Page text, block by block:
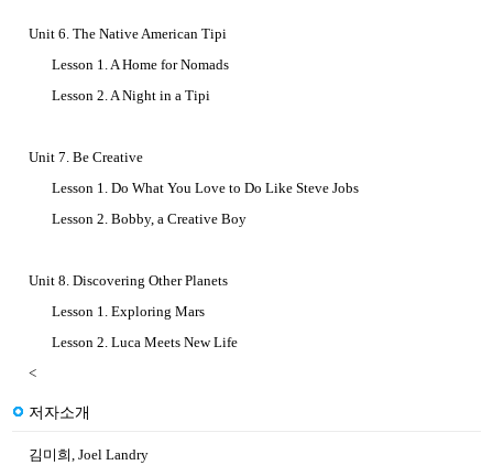
Unit 6. The Native American Tipi
Lesson 1. A Home for Nomads
Lesson 2. A Night in a Tipi
Unit 7. Be Creative
Lesson 1. Do What You Love to Do Like Steve Jobs
Lesson 2. Bobby, a Creative Boy
Unit 8. Discovering Other Planets
Lesson 1. Exploring Mars
Lesson 2. Luca Meets New Life
<
저자소개
김미희, Joel Landry